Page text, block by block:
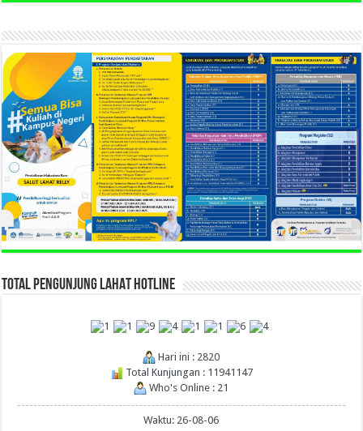
TOTAL PENGUNJUNG LAHAT HOTLINE
Hari ini : 2820
Total Kunjungan : 11941147
Who's Online : 21
Waktu: 26-08-06